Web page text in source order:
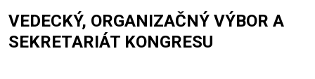
VEDECKÝ, ORGANIZAČNÝ VÝBOR A
SEKRETARIÁT KONGRESU